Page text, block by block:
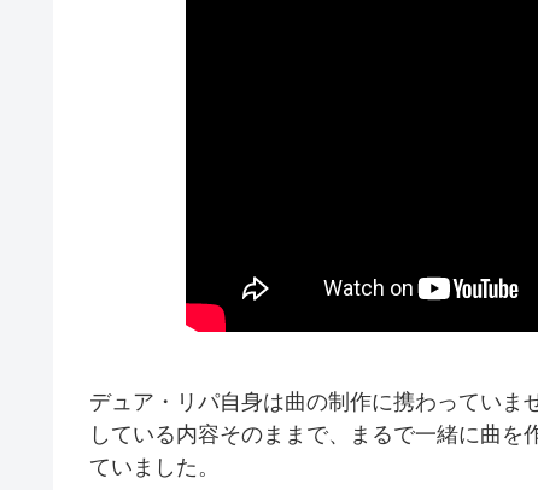
デュア・リパ自身は曲の制作に携わってい
している内容そのままで、まるで一緒に曲
ていました。